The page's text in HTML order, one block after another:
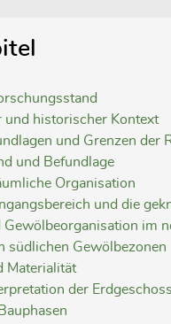
und historischer Kontext
und Grenzen der
und Befundlage
Organisation
und die
Gewölbeorganisation im
südlichen Gewölbezonen
Materialität
der